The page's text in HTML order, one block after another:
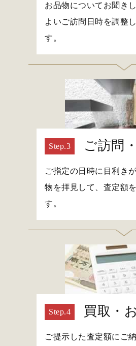
お品物についてお聞き
よいご訪問日時を調整
す。
ご訪問
ご指定の日時に目利き
物を拝見して、査定額
す。
買取・
ご提示した査定額にご